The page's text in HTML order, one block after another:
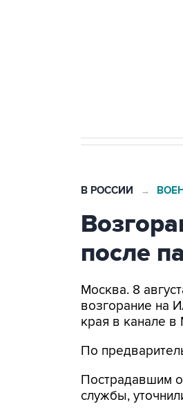
В РОССИИ →
после
Москва. 8
возгорание на
края в канале в
По
Пострадавшим
службы,